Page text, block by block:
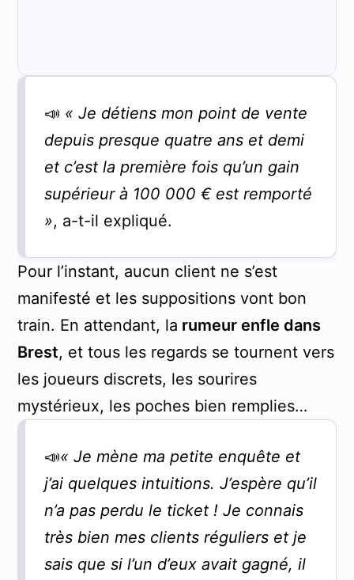
📣 « Je détiens mon point de vente
depuis presque quatre ans et demi
et c’est la première fois qu’un gain
supérieur à 100 000 € est remporté
», a-t-il expliqué.
Pour l’instant, aucun client ne s’est
manifesté et les suppositions vont bon
train. En attendant, la rumeur enfle dans
Brest, et tous les regards se tournent vers
les joueurs discrets, les sourires
mystérieux, les poches bien remplies…
📣« Je mène ma petite enquête et
j’ai quelques intuitions. J’espère qu’il
n’a pas perdu le ticket ! Je connais
très bien mes clients réguliers et je
sais que si l’un d’eux avait gagné, il